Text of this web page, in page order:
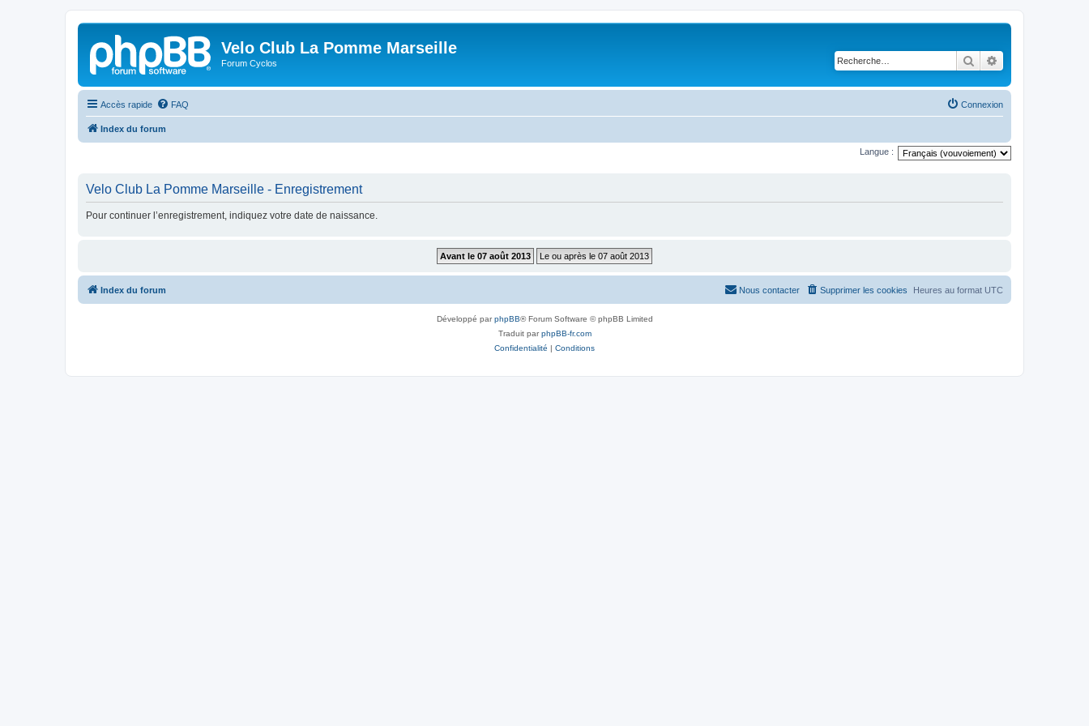
Velo Club La Pomme Marseille
Forum Cyclos Rechercher
Accès rapide FAQ Connexion
Index du forum
Langue :
Velo Club La Pomme Marseille - Enregistrement
Pour continuer l’enregistrement, indiquez votre date de naissance.
Index du forum Heures au format UTC
Supprimer les cookies
Nous contacter
Développé parphpBB® Forum Software © phpBB Limited
Traduit parphpBB-fr.com
Confidentialité | Conditions